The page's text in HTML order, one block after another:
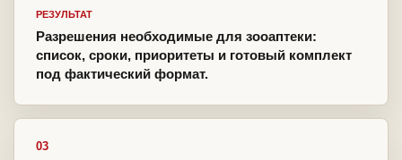
РЕЗУЛЬТАТ
Разрешения необходимые для зооаптеки:
список, сроки, приоритеты и готовый комплект
под фактический формат.
03